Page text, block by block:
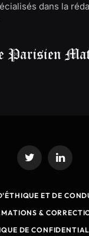
dans la
Twitter LinkedIn
ET DE
&
DE